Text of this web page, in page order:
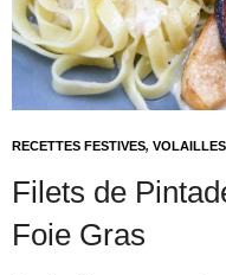
RECETTES FESTIVES, VOLAILLES
Filets de
Foie Gras